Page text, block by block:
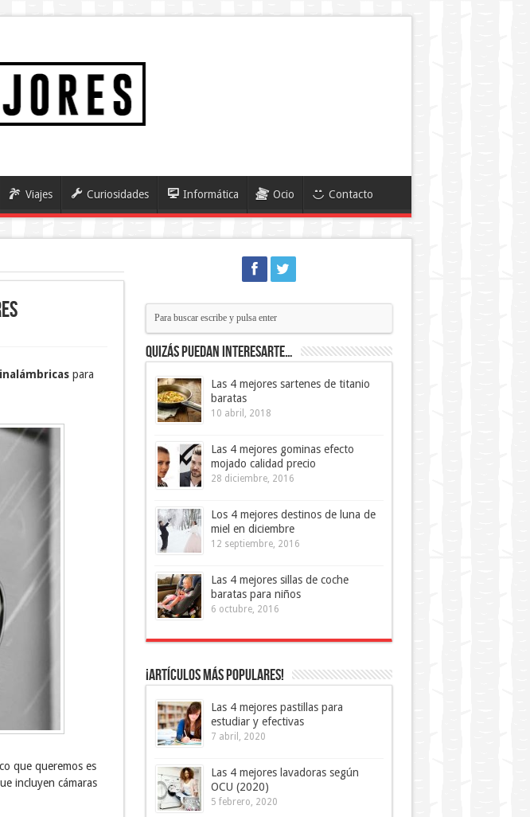
Viajes Curiosidades Informática Ocio Contacto
para
que queremos es
incluyen cámaras
Quizás puedan interesarte…
Las 4 mejores sartenes de titanio
baratas
10 abril, 2018
Las 4 mejores gominas efecto
mojado calidad precio
28 diciembre, 2016
Los 4 mejores destinos de luna de
miel en diciembre
12 septiembre, 2016
Las 4 mejores sillas de coche
baratas para niños
6 octubre, 2016
¡Artículos más Populares!
Las 4 mejores pastillas para
estudiar y efectivas
7 abril, 2020
Las 4 mejores lavadoras según
OCU (2020)
5 febrero, 2020